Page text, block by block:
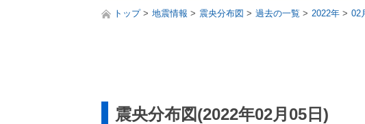
トップ 地震情報 震央分布図 過去の一覧 2022年 02
震央分布図(2022年02月05日)